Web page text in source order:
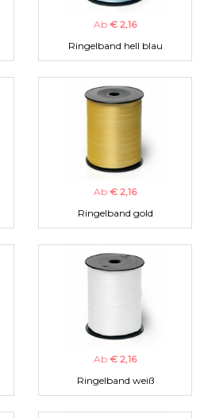
Ab € 2,16
Ringelband hell blau
Ab € 2,16
Ringelband gold
Ab € 2,16
Ringelband weiß